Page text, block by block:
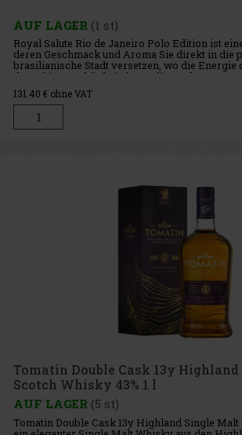
AUF LAGER (1 st)
Royal Salute Rio de Janeiro Polo Edition ist
deren Geschmack und Aroma Sie direkt in die
brasilianische Stadt versetzen, wo die Energie
der ruhigen Schönheit der umliegenden Natur
131.40 € ohne VAT
Tomatin Double Cask 13y
Scotch Whisky 43% 1 l
AUF LAGER (5 st)
Tomatin Double Cask 13y Highland Single